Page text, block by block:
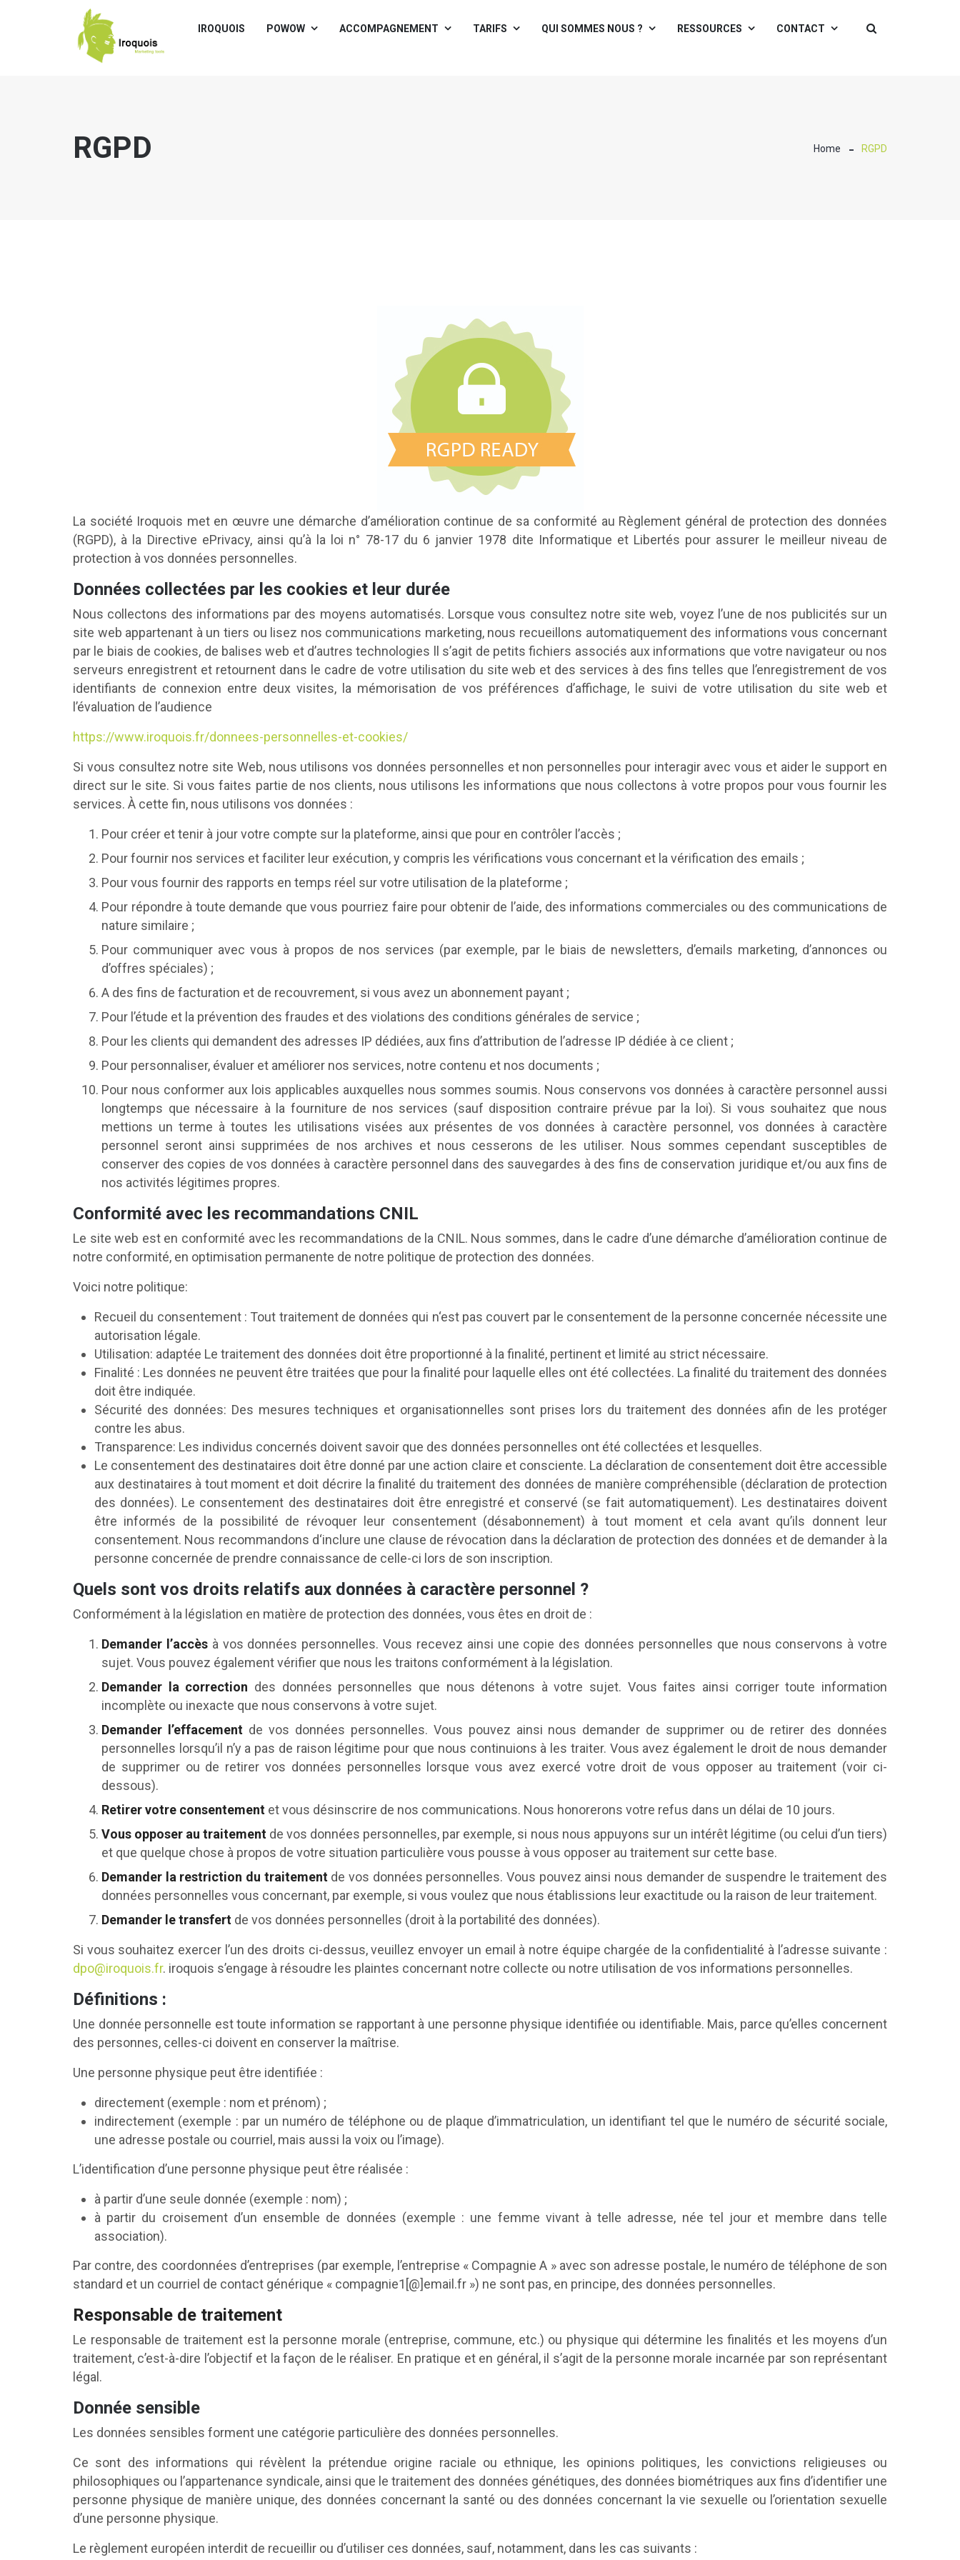
IROQUOIS POWOW ACCOMPAGNEMENT TARIFS QUI SOMMES NOUS ? RESSOURCES CONTACT
RGPD Home RGPD
La société Iroquois met en œuvre une démarche d’amélioration continue de sa conformité au Règlement général de protection des données
(RGPD), à la Directive ePrivacy, ainsi qu’à la loi n° 78-17 du 6 janvier 1978 dite Informatique et Libertés pour assurer le meilleur niveau de
protection à vos données personnelles.
Données collectées par les cookies et leur durée
Nous collectons des informations par des moyens automatisés. Lorsque vous consultez notre site web, voyez l’une de nos publicités sur un
site web appartenant à un tiers ou lisez nos communications marketing, nous recueillons automatiquement des informations vous concernant
par le biais de cookies, de balises web et d’autres technologies ll s’agit de petits fichiers associés aux informations que votre navigateur ou nos
serveurs enregistrent et retournent dans le cadre de votre utilisation du site web et des services à des fins telles que l’enregistrement de vos
identifiants de connexion entre deux visites, la mémorisation de vos préférences d’affichage, le suivi de votre utilisation du site web et
l’évaluation de l’audience
https://www.iroquois.fr/donnees-personnelles-et-cookies/
Si vous consultez notre site Web, nous utilisons vos données personnelles et non personnelles pour interagir avec vous et aider le support en
direct sur le site. Si vous faites partie de nos clients, nous utilisons les informations que nous collectons à votre propos pour vous fournir les
services. À cette fin, nous utilisons vos données :
Pour créer et tenir à jour votre compte sur la plateforme, ainsi que pour en contrôler l’accès ;
Pour fournir nos services et faciliter leur exécution, y compris les vérifications vous concernant et la vérification des emails ;
Pour vous fournir des rapports en temps réel sur votre utilisation de la plateforme ;
Pour répondre à toute demande que vous pourriez faire pour obtenir de l’aide, des informations commerciales ou des communications de
nature similaire ;
Pour communiquer avec vous à propos de nos services (par exemple, par le biais de newsletters, d’emails marketing, d’annonces ou
d’offres spéciales) ;
A des fins de facturation et de recouvrement, si vous avez un abonnement payant ;
Pour l’étude et la prévention des fraudes et des violations des conditions générales de service ;
Pour les clients qui demandent des adresses IP dédiées, aux fins d’attribution de l’adresse IP dédiée à ce client ;
Pour personnaliser, évaluer et améliorer nos services, notre contenu et nos documents ;
Pour nous conformer aux lois applicables auxquelles nous sommes soumis. Nous conservons vos données à caractère personnel aussi
longtemps que nécessaire à la fourniture de nos services (sauf disposition contraire prévue par la loi). Si vous souhaitez que nous
mettions un terme à toutes les utilisations visées aux présentes de vos données à caractère personnel, vos données à caractère
personnel seront ainsi supprimées de nos archives et nous cesserons de les utiliser. Nous sommes cependant susceptibles de
conserver des copies de vos données à caractère personnel dans des sauvegardes à des fins de conservation juridique et/ou aux fins de
nos activités légitimes propres.
Conformité avec les recommandations CNIL
Le site web est en conformité avec les recommandations de la CNIL. Nous sommes, dans le cadre d’une démarche d’amélioration continue de
notre conformité, en optimisation permanente de notre politique de protection des données.
Voici notre politique:
Recueil du consentement : Tout traitement de données qui n‘est pas couvert par le consentement de la personne concernée nécessite une
autorisation légale.
Utilisation: adaptée Le traitement des données doit être proportionné à la finalité, pertinent et limité au strict nécessaire.
Finalité : Les données ne peuvent être traitées que pour la finalité pour laquelle elles ont été collectées. La finalité du traitement des données
doit être indiquée.
Sécurité des données: Des mesures techniques et organisationnelles sont prises lors du traitement des données afin de les protéger
contre les abus.
Transparence: Les individus concernés doivent savoir que des données personnelles ont été collectées et lesquelles.
Le consentement des destinataires doit être donné par une action claire et consciente. La déclaration de consentement doit être accessible
aux destinataires à tout moment et doit décrire la finalité du traitement des données de manière compréhensible (déclaration de protection
des données). Le consentement des destinataires doit être enregistré et conservé (se fait automatiquement). Les destinataires doivent
être informés de la possibilité de révoquer leur consentement (désabonnement) à tout moment et cela avant qu’ils donnent leur
consentement. Nous recommandons d‘inclure une clause de révocation dans la déclaration de protection des données et de demander à la
personne concernée de prendre connaissance de celle-ci lors de son inscription.
Quels sont vos droits relatifs aux données à caractère personnel ?
Conformément à la législation en matière de protection des données, vous êtes en droit de :
Demander l’accèsà vos données personnelles. Vous recevez ainsi une copie des données personnelles que nous conservons à votre
sujet. Vous pouvez également vérifier que nous les traitons conformément à la législation.
Demander la correction des données personnelles que nous détenons à votre sujet. Vous faites ainsi corriger toute information
incomplète ou inexacte que nous conservons à votre sujet.
Demander l’effacementde vos données personnelles. Vous pouvez ainsi nous demander de supprimer ou de retirer des données
personnelles lorsqu’il n’y a pas de raison légitime pour que nous continuions à les traiter. Vous avez également le droit de nous demander
de supprimer ou de retirer vos données personnelles lorsque vous avez exercé votre droit de vous opposer au traitement (voir ci-
dessous).
Retirer votre consentement et vous désinscrire de nos communications. Nous honorerons votre refus dans un délai de 10 jours.
Vous opposer au traitement de vos données personnelles, par exemple, si nous nous appuyons sur un intérêt légitime (ou celui d’un tiers)
et que quelque chose à propos de votre situation particulière vous pousse à vous opposer au traitement sur cette base.
Demander la restriction du traitementde vos données personnelles. Vous pouvez ainsi nous demander de suspendre le traitement des
données personnelles vous concernant, par exemple, si vous voulez que nous établissions leur exactitude ou la raison de leur traitement.
Demander le transfert de vos données personnelles (droit à la portabilité des données).
Si vous souhaitez exercer l’un des droits ci-dessus, veuillez envoyer un email à notre équipe chargée de la confidentialité à l’adresse suivante :
dpo@iroquois.fr. iroquois s’engage à résoudre les plaintes concernant notre collecte ou notre utilisation de vos informations personnelles.
Définitions :
Une donnée personnelle est toute information se rapportant à une personne physique identifiée ou identifiable. Mais, parce qu’elles concernent
des personnes, celles-ci doivent en conserver la maîtrise.
Une personne physique peut être identifiée :
directement (exemple : nom et prénom) ;
indirectement (exemple : par un numéro de téléphone ou de plaque d’immatriculation, un identifiant tel que le numéro de sécurité sociale,
une adresse postale ou courriel, mais aussi la voix ou l’image).
L’identification d’une personne physique peut être réalisée :
à partir d’une seule donnée (exemple : nom) ;
à partir du croisement d’un ensemble de données (exemple : une femme vivant à telle adresse, née tel jour et membre dans telle
association).
Par contre, des coordonnées d’entreprises (par exemple, l’entreprise « Compagnie A » avec son adresse postale, le numéro de téléphone de son
standard et un courriel de contact générique « compagnie1[@]email.fr ») ne sont pas, en principe, des données personnelles.
Responsable de traitement
Le responsable de traitement est la personne morale (entreprise, commune, etc.) ou physique qui détermine les finalités et les moyens d’un
traitement, c’est-à-dire l’objectif et la façon de le réaliser. En pratique et en général, il s’agit de la personne morale incarnée par son représentant
légal.
Donnée sensible
Les données sensibles forment une catégorie particulière des données personnelles.
Ce sont des informations qui révèlent la prétendue origine raciale ou ethnique, les opinions politiques, les convictions religieuses ou
philosophiques ou l’appartenance syndicale, ainsi que le traitement des données génétiques, des données biométriques aux fins d’identifier une
personne physique de manière unique, des données concernant la santé ou des données concernant la vie sexuelle ou l’orientation sexuelle
d’une personne physique.
Le règlement européen interdit de recueillir ou d’utiliser ces données, sauf, notamment, dans les cas suivants :